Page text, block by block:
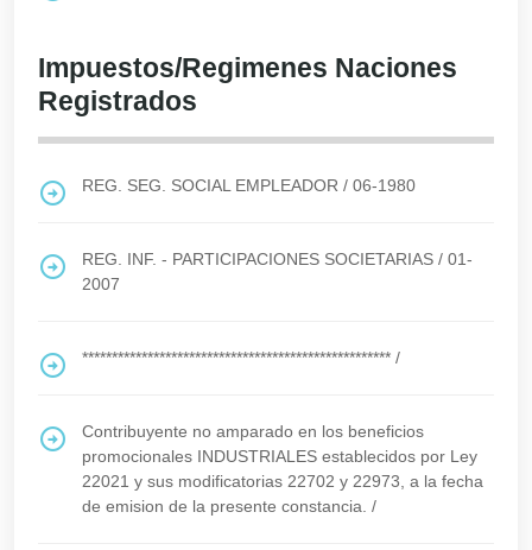
Impuestos/Regimenes Naciones
Registrados
REG. SEG. SOCIAL EMPLEADOR / 06-1980
REG. INF. - PARTICIPACIONES SOCIETARIAS / 01-
2007
**************************************************** /
Contribuyente no amparado en los beneficios
promocionales INDUSTRIALES establecidos por Ley
22021 y sus modificatorias 22702 y 22973, a la fecha
de emision de la presente constancia. /